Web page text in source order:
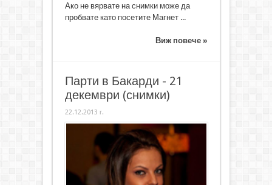
Ако не вярвате на снимки може да
пробвате като посетите Магнет ...
Виж повече »
Парти в Бакарди - 21
декември (снимки)
22.12.2013 г.